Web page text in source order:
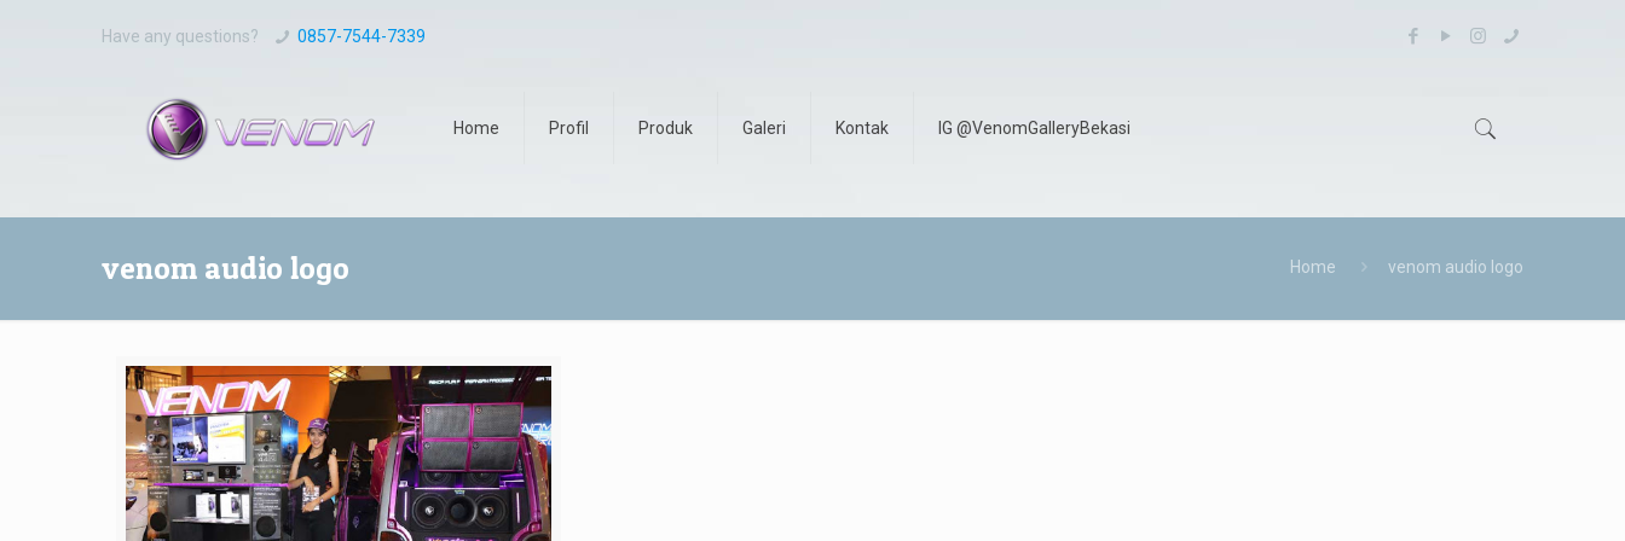
Have any questions? 0857-7544-7339
Home Profil Produk Galeri Kontak IG @VenomGalleryBekasi
venom audio logo Home venom audio logo